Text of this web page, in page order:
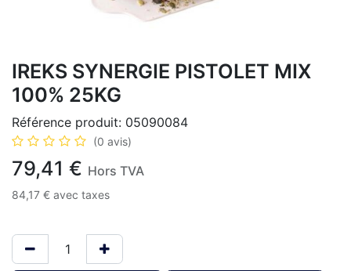
IREKS SYNERGIE PISTOLET MIX
100% 25KG
Référence produit: 05090084
(0 avis)
79,41 € Hors TVA
84,17 € avec taxes